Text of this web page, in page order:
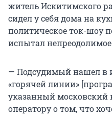
житель Искитимского
сидел у себя дома на
политическое ток-шоу
испытал
— Подсудимый нашел в
«горячей линии»
указанный московский
оператору о том, что